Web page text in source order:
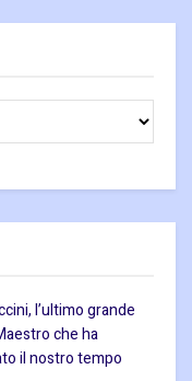
l’ultimo grande
che ha
il nostro tempo